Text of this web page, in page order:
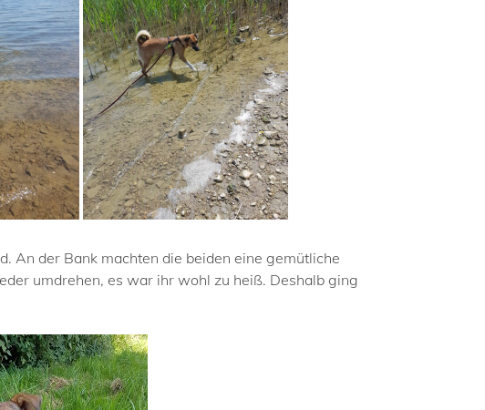
An der Bank machten die beiden eine gemütliche
umdrehen, es war ihr wohl zu heiß. Deshalb ging